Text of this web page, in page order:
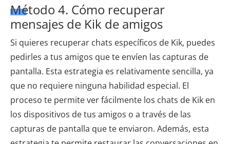
Método 4. Cómo recuperar
mensajes de Kik de amigos
Si quieres recuperar chats específicos de Kik, puedes
pedirles a tus amigos que te envíen las capturas de
pantalla. Esta estrategia es relativamente sencilla, ya
que no requiere ninguna habilidad especial. El
proceso te permite ver fácilmente los chats de Kik en
los dispositivos de tus amigos o a través de las
capturas de pantalla que te enviaron. Además, esta